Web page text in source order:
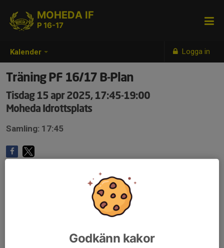
Kalender Logga in
MOHEDA IF
P 16-17
Träning PF 16/17 B-Plan
Tisdag 15 apr 2025, 17:45-19:00
Moheda Idrottsplats
Samling: 17:45
Godkänn kakor